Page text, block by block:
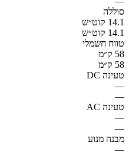
סוללה
14.1 קוט״ש
14.1 קוט״ש
טווח חשמלי
58 ק״מ
58 ק״מ
טעינה DC
—
—
טעינה AC
—
—
מבנה מנוע
—